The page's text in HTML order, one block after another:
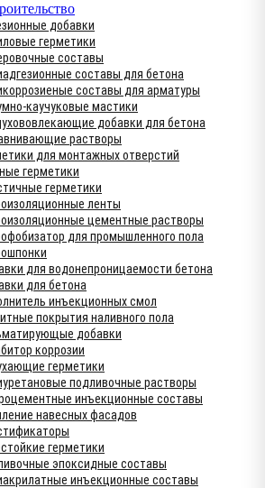
добавки
герметики
составы
составы для бетона
составы для арматуры
каучуковые мастики
добавки для бетона
растворы
для монтажных отверстий
герметики
герметики
ленты
цементные растворы
для промышленного пола
для водонепроницаемости бетона
для бетона
инъекционных смол
покрытия наливного пола
добавки
коррозии
герметики
подливочные растворы
инъекционные составы
навесных фасадов
герметики
эпоксидные составы
инъекционные составы